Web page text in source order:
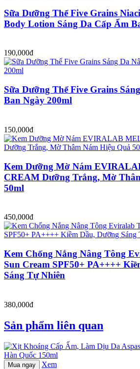
Sữa Dưỡng Thể Five Grains
Body Lotion Sáng Da Cấp Ẩm
190,000đ
Sữa Dưỡng Thể Five Grains
Ban Ngày 200ml
150,000đ
Kem Dưỡng Mờ Nám
CREAM Dưỡng Trắng, Mờ
50ml
450,000đ
Kem Chống Nắng Nâng Tông
Sun Cream SPF50+ PA++++
Sáng Tự Nhiên
380,000đ
Sản phẩm liên quan
Mua ngay Xem